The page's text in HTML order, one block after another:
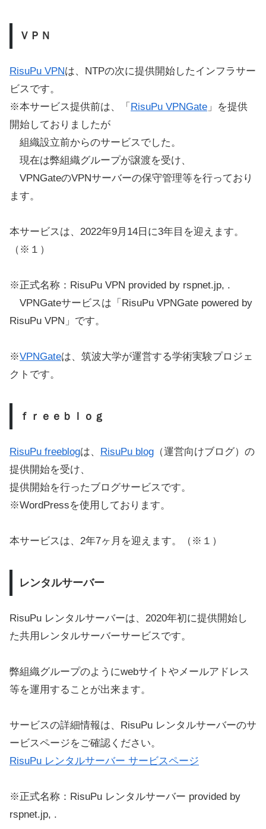
ＶＰＮ
RisuPu VPNは、NTPの次に提供開始したインフラサー
ビスです。
※本サービス提供前は、「 RisuPu VPNGate 」を提供
開始しておりましたが
組織設立前からのサービスでした。
現在は弊組織グループが譲渡を受け、
VPNGateのVPNサーバーの保守管理等を行っており
ます。
本サービスは、2022年9月14日に3年目を迎えます。
（※１）
※正式名称：RisuPu VPN provided by rspnet.jp, .
VPNGateサービスは「RisuPu VPNGate powered by
RisuPu VPN」です。
※VPNGateは、筑波大学が運営する学術実験プロジェ
クトです。
ｆｒｅｅｂｌｏｇ
RisuPu freeblogは、 RisuPu blog （運営向けブログ）の
提供開始を受け、
提供開始を行ったブログサービスです。
※WordPressを使用しております。
本サービスは、2年7ヶ月を迎えます。（※１）
レンタルサーバー
RisuPu レンタルサーバーは、2020年初に提供開始し
た共用レンタルサーバーサービスです。
弊組織グループのようにwebサイトやメールアドレス
等を運用することが出来ます。
サービスの詳細情報は、RisuPu レンタルサーバーのサ
ービスページをご確認ください。
RisuPu レンタルサーバー サービスページ
※正式名称：RisuPu レンタルサーバー provided by
rspnet.jp, .